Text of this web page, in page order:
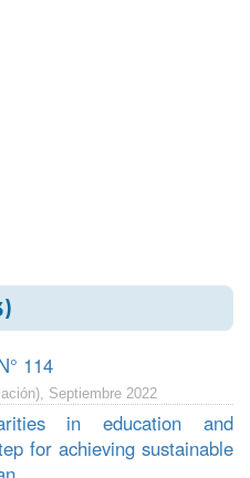
114
Septiembre 2022
in education and
for achieving sustainable